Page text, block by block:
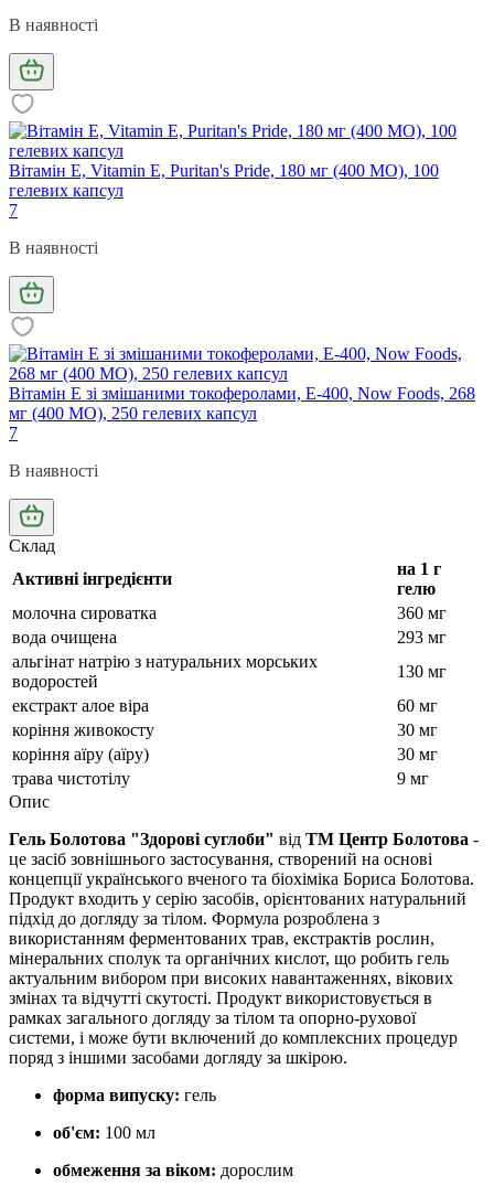
В наявності
Вітамін Е, Vitamin E, Puritan's Pride, 180 мг (400 МО), 100
гелевих капсул
7
В наявності
Вітамін Е зі змішаними токоферолами, E-400, Now Foods, 268
мг (400 МО), 250 гелевих капсул
7
В наявності
Склад
Активні інгредієнти
на 1 г
гелю
молочна сироватка
360 мг
вода очищена
293 мг
альгінат натрію з натуральних морських
водоростей
130 мг
екстракт алое віра
60 мг
коріння живокосту
30 мг
коріння аїру (аїру)
30 мг
трава чистотілу
9 мг
Опис
Гель Болотова "Здорові суглоби" від ТМ Центр Болотова -
це засіб зовнішнього застосування, створений на основі
концепції українського вченого та біохіміка Бориса Болотова.
Продукт входить у серію засобів, орієнтованих натуральний
підхід до догляду за тілом. Формула розроблена з
використанням ферментованих трав, екстрактів рослин,
мінеральних сполук та органічних кислот, що робить гель
актуальним вибором при високих навантаженнях, вікових
змінах та відчутті скутості. Продукт використовується в
рамках загального догляду за тілом та опорно-рухової
системи, і може бути включений до комплексних процедур
поряд з іншими засобами догляду за шкірою.
форма випуску: гель
об'єм: 100 мл
обмеження за віком: дорослим